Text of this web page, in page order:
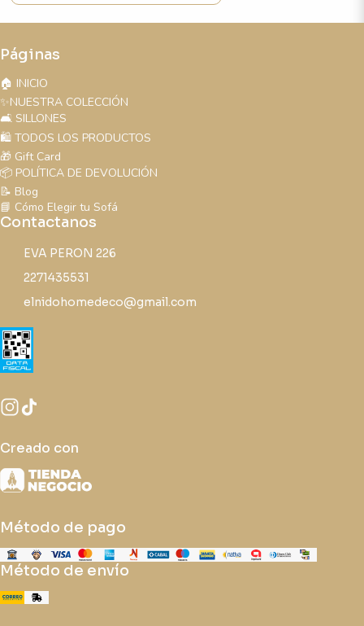
Páginas
🏠 INICIO
✨NUESTRA COLECCIÓN
🛋️ SILLONES
🛍️ TODOS LOS PRODUCTOS
🎁 Gift Card
📦 POLÍTICA DE DEVOLUCIÓN
📝 Blog
📘 Cómo Elegir tu Sofá
Contactanos
EVA PERON 226
2271435531
elnidohomedeco@gmail.com
Creado con
Método de pago
Método de envío